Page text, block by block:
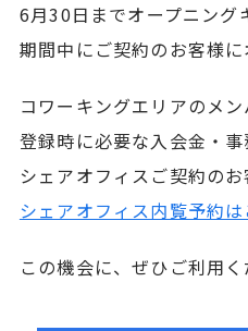
6月30日までオープニング
期間中にご契約のお客様に
コワーキングエリアのメン
登録時に必要な入会金・事
シェアオフィスご契約の
シェアオフィス内覧予約は
この機会に、ぜひご利用く